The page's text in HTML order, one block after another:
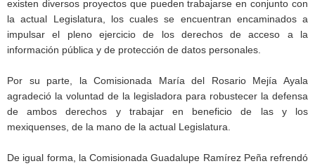
existen diversos proyectos que pueden trabajarse en conjunto con
la actual Legislatura, los cuales se encuentran encaminados a
impulsar el pleno ejercicio de los derechos de acceso a la
información pública y de protección de datos personales.
Por su parte, la Comisionada María del Rosario Mejía Ayala
agradeció la voluntad de la legisladora para robustecer la defensa
de ambos derechos y trabajar en beneficio de las y los
mexiquenses, de la mano de la actual Legislatura.
De igual forma, la Comisionada Guadalupe Ramírez Peña refrendó